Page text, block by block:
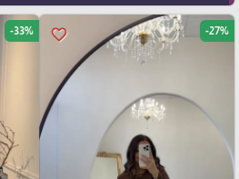
favorite_border -27%
-33%